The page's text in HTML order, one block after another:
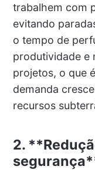
trabalhem com
evitando
o tempo de
produtividade e
projetos, o que
demanda
recursos
2.